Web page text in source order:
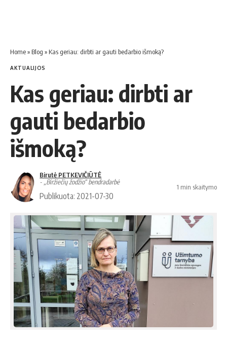
Home» Blog » Kas geriau: dirbti ar gauti bedarbio išmoką?
AKTUALIJOS
Kas geriau: dirbti ar
gauti bedarbio
išmoką?
Birutė PETKEVIČIŪTĖ
- „Biržiečių žodžio“ bendradarbė
Publikuota: 2021-07-30
1 min skaitymo